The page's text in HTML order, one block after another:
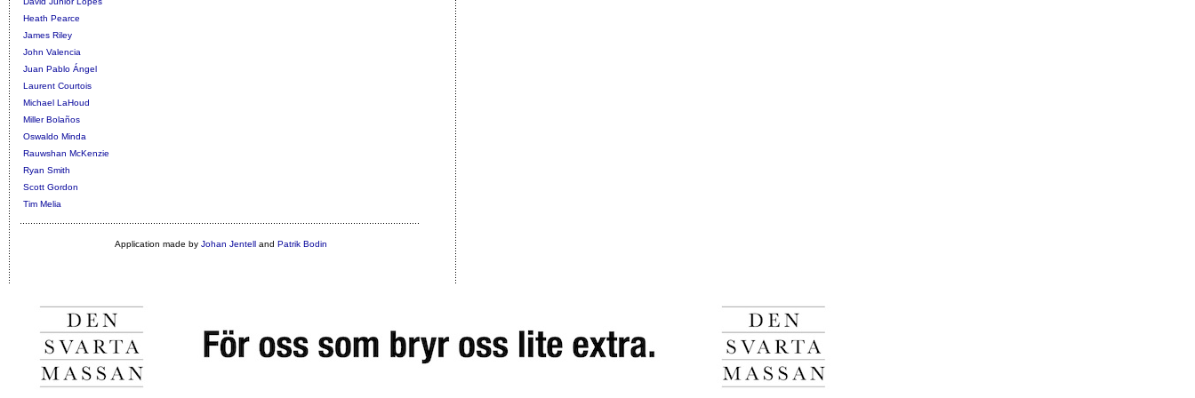
Heath Pearce
James Riley
John Valencia
Juan Pablo Ángel
Laurent Courtois
Michael LaHoud
Miller Bolaños
Oswaldo Minda
Rauwshan McKenzie
Ryan Smith
Scott Gordon
Tim Melia
Application made by Johan Jentelland Patrik Bodin